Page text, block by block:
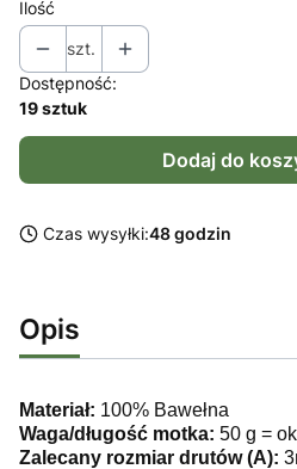
Ilość
szt.
Dostępność:
19 sztuk
Dodaj do
Czas wysyłki:48 godzin
Opis
Materiał: 100% Bawełna
Waga/długość motka: 50 g =
Zalecany rozmiar drutów (A):